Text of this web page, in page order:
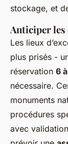
stockage, et
Anticiper les
Les lieux
plus prisés -
réservation 6
nécessaire.
monuments
procédures
avec